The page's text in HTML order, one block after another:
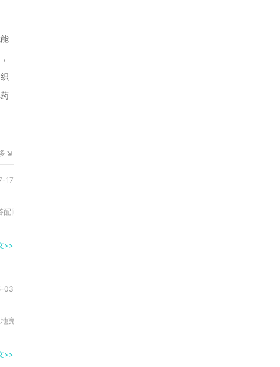
17
同系列功能护腿，散件过渡优先选择词条属性与武器输出机制契合的护腿，成
>>
03
成流程，最终在工匠处解锁刻印与重刻功能。进入谢园主屋后，优先寻找带
>>